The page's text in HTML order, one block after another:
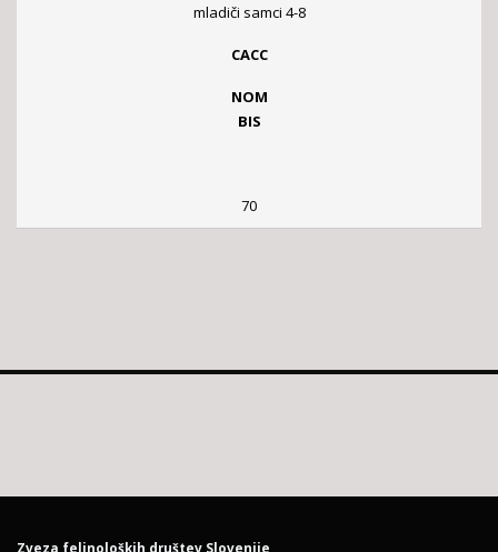
mladiči samci 4-8
CACC
NOM
BIS
70
Zveza felinoloških društev Slovenije